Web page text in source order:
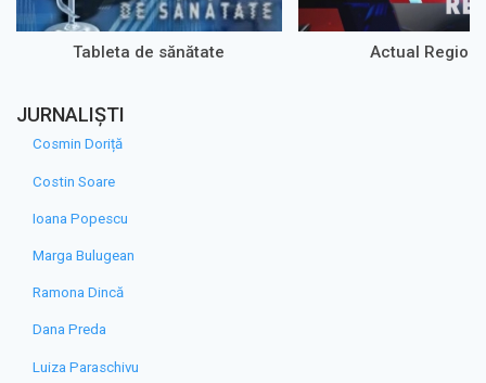
Tableta de sănătate Actual
JURNALIȘTI
Cosmin Doriță
Costin Soare
Ioana Popescu
Marga Bulugean
Ramona Dincă
Dana Preda
Luiza Paraschivu